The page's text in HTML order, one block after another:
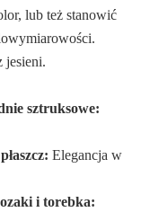
lub też stanowić
jesieni.
sztruksowe:
Elegancja w
i torebka: